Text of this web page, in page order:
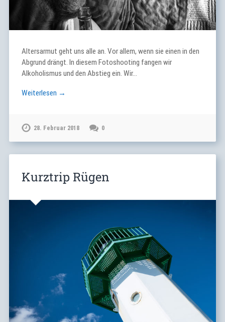
Altersarmut geht uns alle an. Vor allem, wenn sie einen in den
Abgrund drängt. In diesem Fotoshooting fangen wir
Alkoholismus und den Abstieg ein. Wir…
Weiterlesen →
28. Februar 2018 0
Kurztrip Rügen